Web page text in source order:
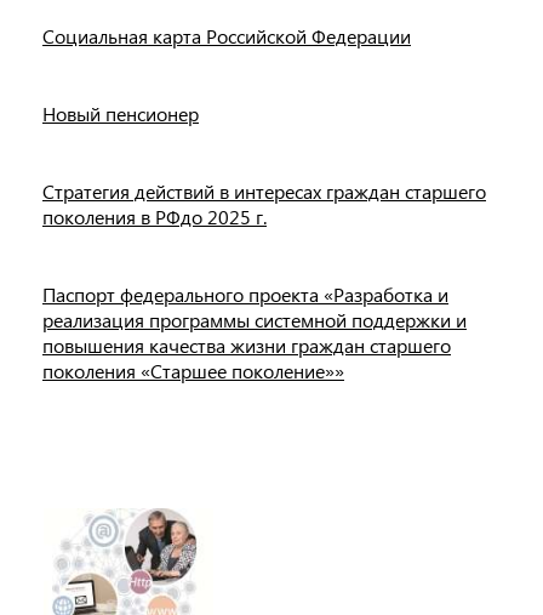
Социальная карта Российской Федерации
Новый пенсионер
Стратегия действий в интересах граждан старшего
поколения в РФдо 2025 г.
Паспорт федерального проекта «Разработка и
реализация программы системной поддержки и
повышения качества жизни граждан старшего
поколения «Старшее поколение»»